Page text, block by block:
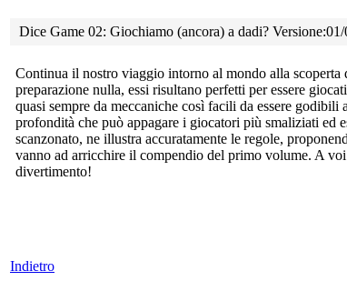
Dice Game 02: Giochiamo (ancora) a dadi?
Continua il nostro viaggio intorno al mondo alla scoperta
preparazione nulla, essi risultano perfetti per essere
quasi sempre da meccaniche così facili da essere
profondità che può appagare i giocatori più smaliziati ed
scanzonato, ne illustra accuratamente le regole,
vanno ad arricchire il compendio del primo volume. A
divertimento!
Indietro